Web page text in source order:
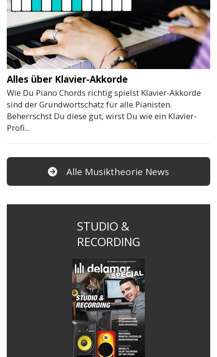
Alles über Klavier-Akkorde
Wie Du Piano Chords richtig spielst Klavier-Akkorde
sind der Grundwortschatz für alle Pianisten.
Beherrschst Du diese gut, wirst Du wie ein Klavier-
Profi...
Alle Musiktheorie News
STUDIO &
RECORDING